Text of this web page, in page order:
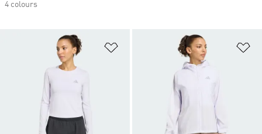
4 colours
Føj til ønskeliste